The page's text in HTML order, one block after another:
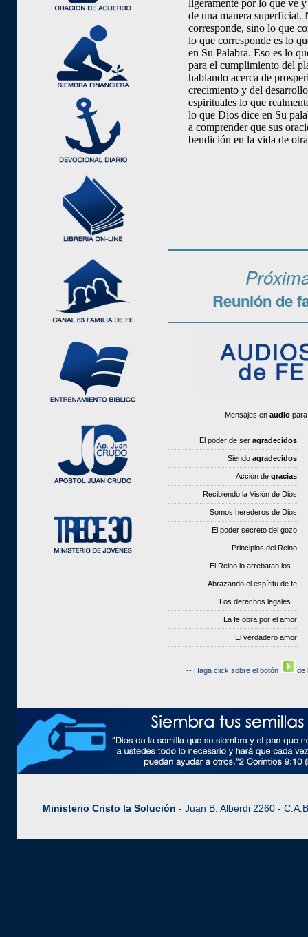
ligeramente por lo que ve y
de una manera superficial.
corresponde, sino lo que
lo que corresponde es lo
en Su Palabra. Eso es lo
para el cumplimiento del
hablando acerca de
crecimiento y del
espirituales lo que
lo que Dios dice en Su
a comprenderque sus
bendición en la vida de
Reunión de
Mensajes enaudio
El poder de ser agradecidos
Siendo agradecidos
Acción de gracias
Recibiendo la Visión de Dios
Somos herederos de Dios
El poder secreto del gozo
Principios del Reino
El Reino lo arrebatan los...
Abrazando el espíritu de fe
Los derechos legales...
La fe obra por el amor
El verdadero amor
-- Haga click sobre el botón de
Ministerio Cristo la Solución - Juan B. Alberdi 2260 -